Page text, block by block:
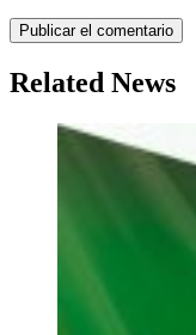
Related News